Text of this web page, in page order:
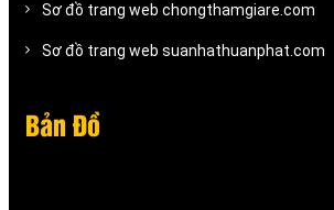
Sơ đồ trang web chongthamgiare.com
Sơ đồ trang web suanhathuanphat.com
Bản Đồ